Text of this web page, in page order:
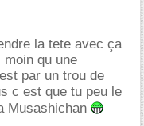
la tete avec ça
qu une
par un trou de
c est que tu peu le
Musashichan